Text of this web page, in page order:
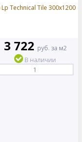
3 722 руб. за м2
В наличии